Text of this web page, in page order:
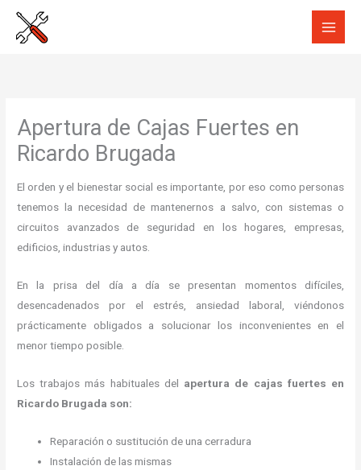
Apertura de Cajas Fuertes en
Ricardo Brugada
El orden y el bienestar social es importante, por eso como personas
tenemos la necesidad de mantenernos a salvo, con sistemas o
circuitos avanzados de seguridad en los hogares, empresas,
edificios, industrias y autos.
En la prisa del día a día se presentan momentos difíciles,
desencadenados por el estrés, ansiedad laboral, viéndonos
prácticamente obligados a solucionar los inconvenientes en el
menor tiempo posible.
Los trabajos más habituales del apertura de cajas fuertes en
Ricardo Brugada son:
Reparación o sustitución de una cerradura
Instalación de las mismas